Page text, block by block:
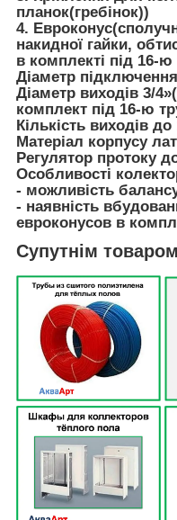
планок(гребінок))
4.
накидної гайки,
в комплекті під 16-ю
Діаметр
Діаметр виходів 3/
комплект під 16-ю
Кількість виходів до
Матеріал корпусу
Регулятор протоку
Особливості
- можливість
- наявність
евроконусов в
Супутнім